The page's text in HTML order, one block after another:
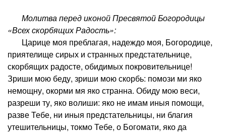
Молитва перед иконой Пресвятой Богородицы
«Всех скорбящих Радость»:
Царице моя преблагая, надеждо моя, Богородице,
приятелище сирых и странных предстательнице,
скорбящих радосте, обидимых покровительнице!
Зриши мою беду, зриши мою скорбь: помози ми яко
немощну, окорми мя яко странна. Обиду мою веси,
разреши ту, яко волиши: яко не имам иныя помощи,
разве Тебе, ни иныя предстательницы, ни благия
утешительницы, токмо Тебе, о Богомати, яко да